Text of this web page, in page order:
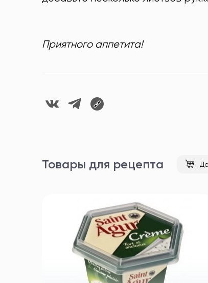
Приятного аппетита!
Товары для рецепта